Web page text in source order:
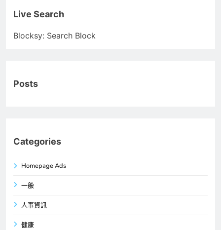
Live Search
Blocksy: Search Block
Posts
Categories
Homepage Ads
一般
人事資訊
健康